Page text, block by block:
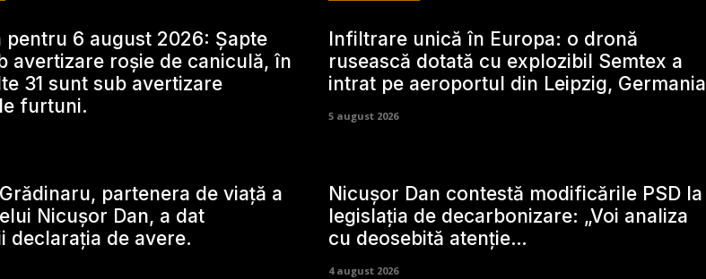
pentru 6 august 2026: Șapte
avertizare roșie de caniculă, în
31 sunt sub avertizare
furtuni.
Infiltrare unică în Europa: o dronă
rusească dotată cu explozibil Semtex a
intrat pe aeroportul din Leipzig, Germania
5 august 2026
partenera de viață a
Nicușor Dan, a dat
declarația de avere.
Nicușor Dan contestă modificările PSD la
legislația de decarbonizare: „Voi analiza
cu deosebită atenție…
4 august 2026